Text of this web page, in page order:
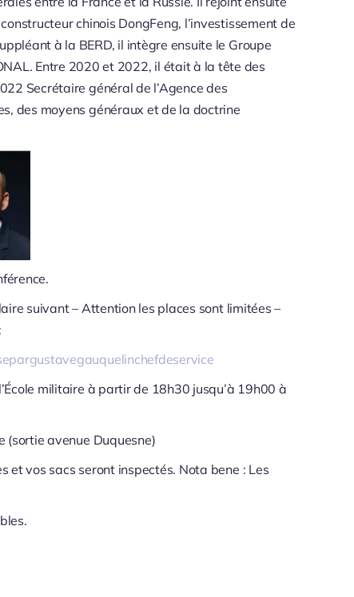
chinois DongFeng, l’investissement de
à la BERD, il intègre ensuite le Groupe
Entre 2020 et 2022, il était à la tête des
Secrétaire général de l’Agence des
des moyens généraux et de la doctrine
suivant – Attention les places sont limitées –
:
militaire à partir de 18h30 jusqu’à 19h00 à
(sortie avenue Duquesne)
et vos sacs seront inspectés. Nota bene : Les